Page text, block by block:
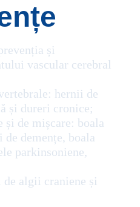
și
vascular cerebral
hernii de
și dureri cronice;
și de mișcare: boala
demențe, boala
parkinsoniene,
de algii craniene și